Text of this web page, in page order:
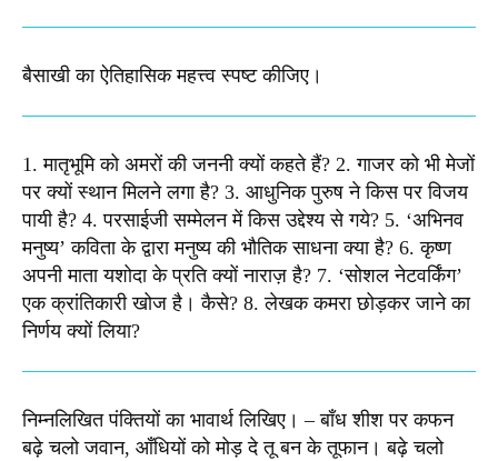
बैसाखी का ऐतिहासिक महत्त्व स्पष्ट कीजिए।​
1. मातृभूमि को अमरों की जननी क्यों कहते हैं? 2. गाजर को भी मेजों
पर क्यों स्थान मिलने लगा है? 3. आधुनिक पुरुष ने किस पर विजय
पायी है? 4. परसाईजी सम्मेलन में किस उद्देश्य से गये? 5. ‘अभिनव
मनुष्य’ कविता के द्वारा मनुष्य की भौतिक साधना क्या है? 6. कृष्ण
अपनी माता यशोदा के प्रति क्यों नाराज़ है? 7. ‘सोशल नेटवर्किंग’
एक क्रांतिकारी खोज है। कैसे? 8. लेखक कमरा छोड़कर जाने का
निर्णय क्यों लिया?​
निम्नलिखित पंक्तियों का भावार्थ लिखिए। – बाँध शीश पर कफन
बढ़े चलो जवान, आँधियों को मोड़ दे तू बन के तूफान। बढ़े चलो